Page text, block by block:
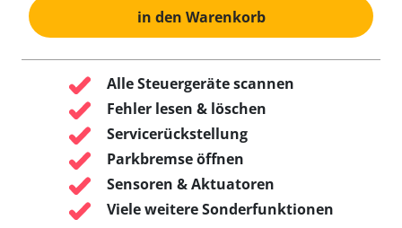
in den Warenkorb
Alle Steuergeräte scannen
Fehler lesen & löschen
Servicerückstellung
Parkbremse öffnen
Sensoren & Aktuatoren
Viele weitere Sonderfunktionen